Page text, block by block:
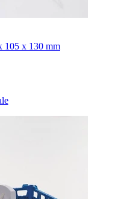
105 x 130 mm